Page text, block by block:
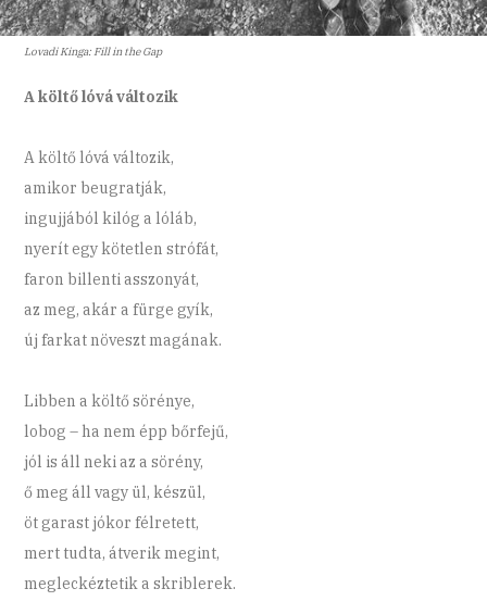
Lovadi Kinga: Fill in the Gap
A költő lóvá változik
A költő lóvá változik,
amikor beugratják,
ingujjából kilóg a lóláb,
nyerít egy kötetlen strófát,
faron billenti asszonyát,
az meg, akár a fürge gyík,
új farkat növeszt magának.
Libben a költő sörénye,
lobog – ha nem épp bőrfejű,
jól is áll neki az a sörény,
ő meg áll vagy ül, készül,
öt garast jókor félretett,
mert tudta, átverik megint,
megleckéztetik a skriblerek.